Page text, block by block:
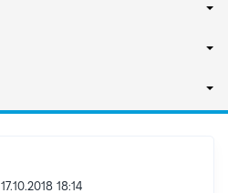
17.10.2018 18:14